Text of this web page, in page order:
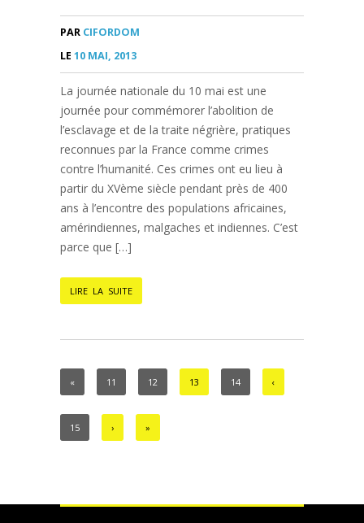
PAR CIFORDOM
LE 10 MAI, 2013
La journée nationale du 10 mai est une
journée pour commémorer l’abolition de
l’esclavage et de la traite négrière, pratiques
reconnues par la France comme crimes
contre l’humanité. Ces crimes ont eu lieu à
partir du XVème siècle pendant près de 400
ans à l’encontre des populations africaines,
amérindiennes, malgaches et indiennes. C’est
parce que […]
LIRE LA SUITE
« ‹
11 12 13 14
15 › »